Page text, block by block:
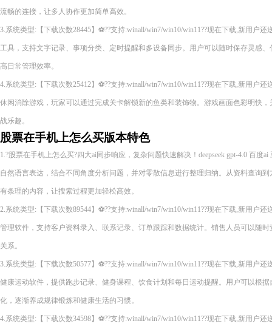
流畅的连接，让多人协作更加简单高效。
3.系统类型:【下载次数28445】⚽??支持:winall/win7/win10/win11??现在下载,新用户
工具，支持文字记录、事项分类、定时提醒和多设备同步。用户可以随时保存灵感
高日常管理效率。
4.系统类型:【下载次数25412】⚽??支持:winall/win7/win10/win11??现在下载,新用户
休闲消除游戏，玩家可以通过完成关卡解锁新的鱼类和装饰物。游戏画面色彩明快
战乐趣。
股票在手机上怎么买版本特色
1.?股票在手机上怎么买?四大ai同步响应，复杂问题快速解决！deepseek gpt-4.0 百度
自然语言表达，结合不同角度分析问题，并对零散信息进行整理归纳。从资料查询
有条理的内容，让搜索过程更加轻松高效。
2.系统类型:【下载次数89544】⚽??支持:winall/win7/win10/win11??现在下载,新用户
管理软件，支持客户资料录入、联系记录、订单跟踪和数据统计。销售人员可以随
关系。
3.系统类型:【下载次数50577】⚽??支持:winall/win7/win10/win11??现在下载,新用户
健康运动软件，提供跑步记录、健身课程、饮食计划和每日运动提醒。用户可以根
化，逐渐养成规律锻炼和健康生活的习惯。
4.系统类型:【下载次数34598】⚽??支持:winall/win7/win10/win11??现在下载,新用户